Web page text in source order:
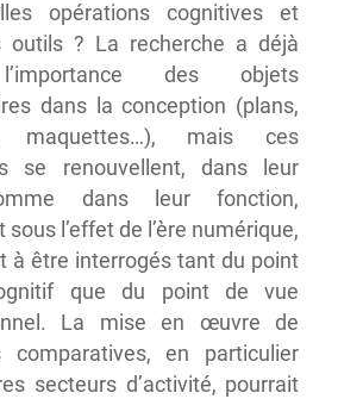
opérations cognitives et
outils ? La recherche a déjà
des objets
dans la conception (plans,
maquettes…), mais ces
se renouvellent, dans leur
dans leur fonction,
l’effet de l’ère numérique,
à être interrogés tant du point
que du point de vue
La mise en œuvre de
comparatives, en particulier
secteurs d’activité, pourrait